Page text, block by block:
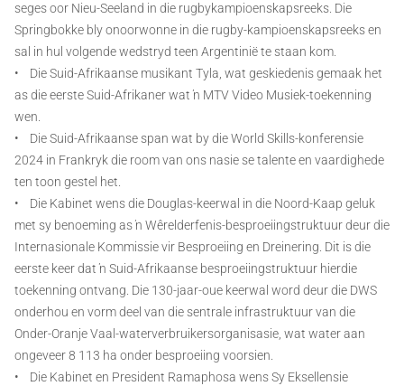
seges oor Nieu-Seeland in die rugbykampioenskapsreeks. Die
Springbokke bly onoorwonne in die rugby-kampioenskapsreeks en
sal in hul volgende wedstryd teen Argentinië te staan kom.
• Die Suid-Afrikaanse musikant Tyla, wat geskiedenis gemaak het
as die eerste Suid-Afrikaner wat ŉ MTV Video Musiek-toekenning
wen.
• Die Suid-Afrikaanse span wat by die World Skills-konferensie
2024 in Frankryk die room van ons nasie se talente en vaardighede
ten toon gestel het.
• Die Kabinet wens die Douglas-keerwal in die Noord-Kaap geluk
met sy benoeming as ŉ Wêrelderfenis-besproeiingstruktuur deur die
Internasionale Kommissie vir Besproeiing en Dreinering. Dit is die
eerste keer dat ŉ Suid-Afrikaanse besproeiingstruktuur hierdie
toekenning ontvang. Die 130-jaar-oue keerwal word deur die DWS
onderhou en vorm deel van die sentrale infrastruktuur van die
Onder-Oranje Vaal-waterverbruikersorganisasie, wat water aan
ongeveer 8 113 ha onder besproeiing voorsien.
• Die Kabinet en President Ramaphosa wens Sy Eksellensie